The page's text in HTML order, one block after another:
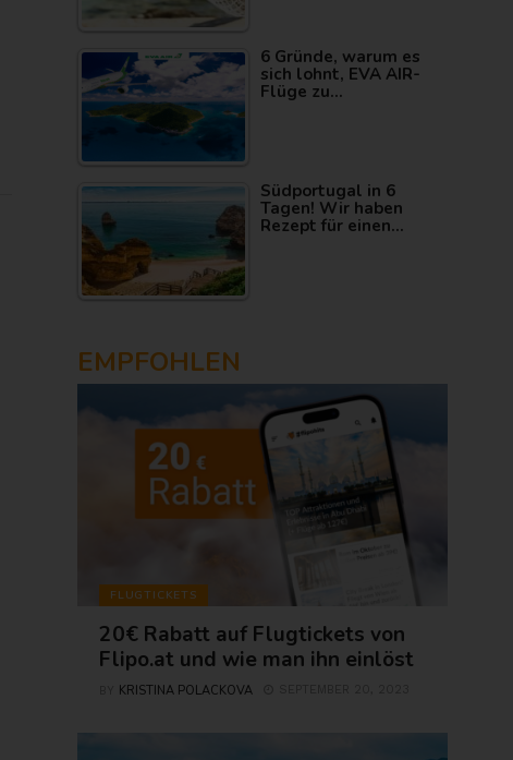
6 Gründe, warum es
sich lohnt, EVA AIR-
Flüge zu…
Südportugal in 6
Tagen! Wir haben
Rezept für einen…
EMPFOHLEN
FLUGTICKETS
20€ Rabatt auf Flugtickets von
Flipo.at und wie man ihn einlöst
KRISTINA POLACKOVA